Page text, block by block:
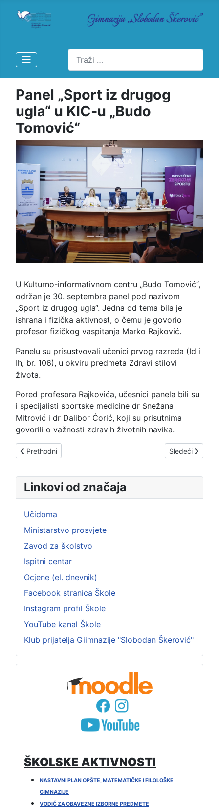
Pretraži
Panel „Sport iz drugog
ugla“ u KIC-u „Budo
Tomović“
U Kulturno-informativnom centru „Budo Tomović“,
održan je 30. septembra panel pod nazivom
„Sport iz drugog ugla“. Jedna od tema bila je
ishrana i fizička aktivnost, o čemu je govorio
profesor fizičkog vaspitanja Marko Rajković.
Panelu su prisustvovali učenici prvog razreda (Id i
Ih, br. 106), u okviru predmeta Zdravi stilovi
života.
Pored profesora Rajkovića, učesnici panela bili su
i specijalisti sportske medicine dr Snežana
Mitrović i dr Dalibor Ćorić, koji su prisutnima
govorili o važnosti zdravih životnih navika.
Prethodni članak: MEĐUNARODNI FESTIVAL
Prethodni Sledeći članak:
Sledeći
Linkovi od značaja
Učidoma
Ministarstvo prosvjete
Zavod za školstvo
Ispitni centar
Ocjene (el. dnevnik)
Facebook stranica Škole
Instagram profil Škole
YouTube kanal Škole
Klub prijatelja Giimnazije "Slobodan Škerović"
ŠKOLSKE AKTIVNOSTI
NASTAVNI PLAN OPŠTE, MATEMATIČKE I FILOLOŠKE
GIMNAZIJE
VODIČ ZA OBAVEZNE IZBORNE PREDMETE